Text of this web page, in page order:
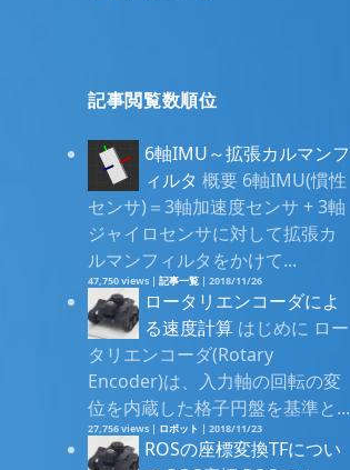
記事閲覧数順位
6軸IMU～拡張カルマンフ
ィルタ 概要 6軸IMU(慣性
センサ)＝3軸加速度センサ + 3軸
ジャイロセンサに対して拡張カ
ルマンフィルタをかけて...
47,750 views |記事一覧 |2018/11/26
ロータリエンコーダによ
る速度計算 はじめに ロー
タリエンコーダ(Rotary
Encoder)は、入力軸の回転の変
位を内蔵した格子円盤を基準と...
27,756 views | ロボット |2018/11/23
ROSの座標変換TFについ